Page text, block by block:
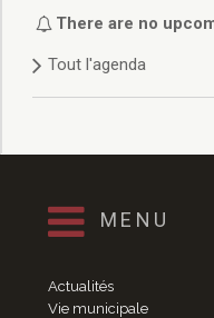
Délibérations
Délibérations
Délibérations
Délibérations
Délibérations
Délibérations
Délibérations
There are no
Tout l'agenda
MENU
Actualités
Vie municipale